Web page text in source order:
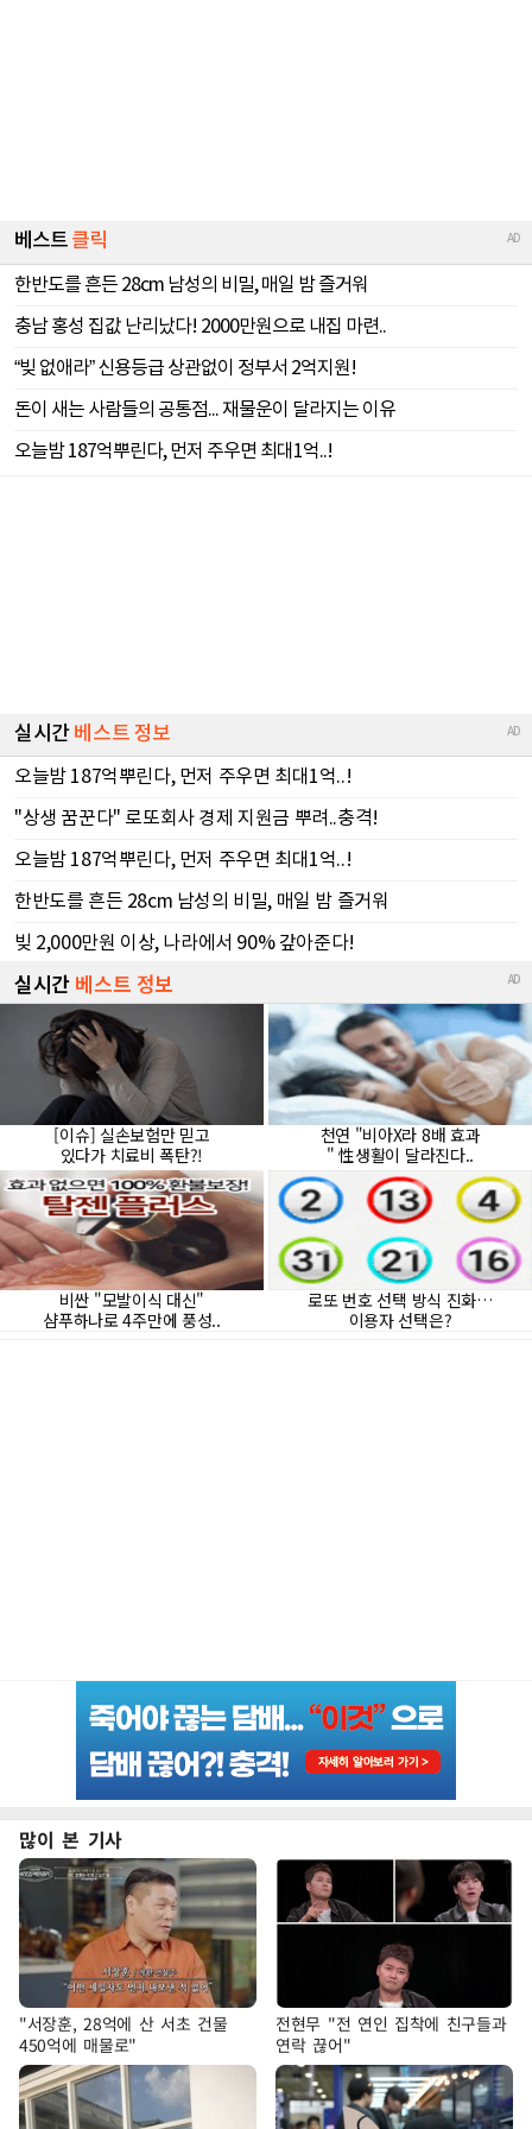
많이 본 기사
"서장훈, 28억에 산 서초 건물
450억에 매물로"
전현무 "전 연인 집착에 친구들과
연락 끊어"